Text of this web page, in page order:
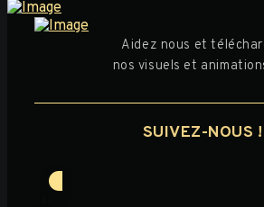
Aidez nous et
nos visuels et
SUIVEZ-NOUS !